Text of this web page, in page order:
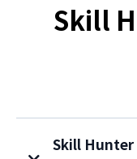
Skill
Skill Hunter